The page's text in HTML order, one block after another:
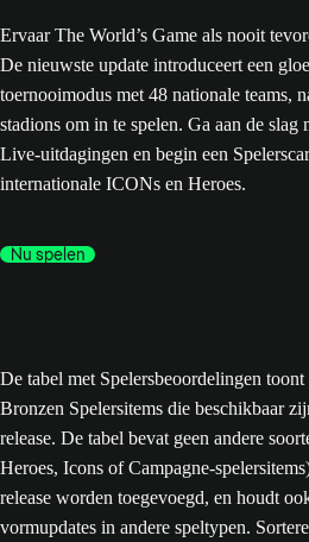
Ervaar The World’s Game als nooit
De nieuwste update introduceert een
toernooimodus met 48 nationale teams,
stadions om in te spelen. Ga aan de slag
Live-uitdagingen en begin een
internationale ICONs en Heroes.
Nu spelen
De tabel met Spelersbeoordelingen
Bronzen Spelersitems die beschikbaar
release. De tabel bevat geen andere
Heroes, Icons of Campagne-
release worden toegevoegd, en houdt
vormupdates in andere speltypen.